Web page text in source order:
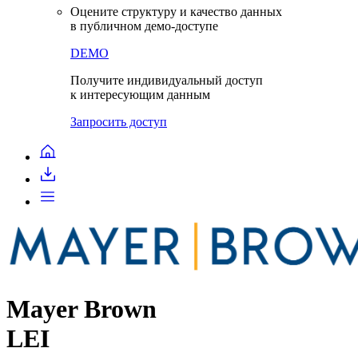
Готовые модули интеграции
Документация
в публичном демо-доступе